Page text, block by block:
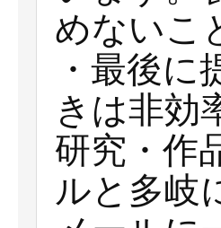
めないこ
・最後
きは非効
研究・作
ルと多岐